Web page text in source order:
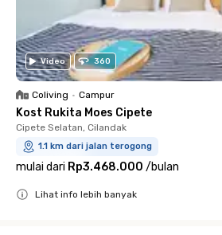
Video 360
Coliving • Campur
Kost Rukita Moes Cipete
Cipete Selatan, Cilandak
1.1 km dari jalan terogong
mulai dari Rp3.468.000 /bulan
Lihat info lebih banyak